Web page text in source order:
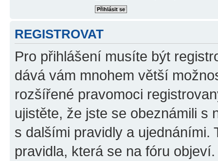
REGISTROVAT
Pro přihlášení musíte být
dává vám mnohem větší
rozšířené pravomoci
ujistěte, že jste se obeznámili s
s dalšími pravidly a ujednáními.
pravidla, která se na fóru objeví.